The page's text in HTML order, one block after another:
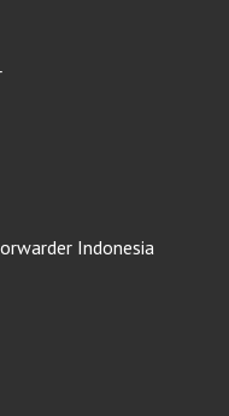
Indonesia